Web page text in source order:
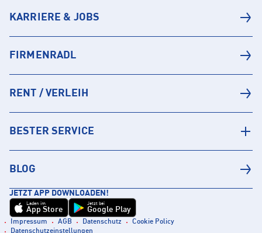
KARRIERE & JOBS
FIRMENRADL
RENT / VERLEIH
BESTER SERVICE
BLOG
JETZT APP DOWNLOADEN!
Laden im
App Store
Jetzt bei
Google Play
Impressum AGB Datenschutz
Cookie Policy
Datenschutzeinstellungen